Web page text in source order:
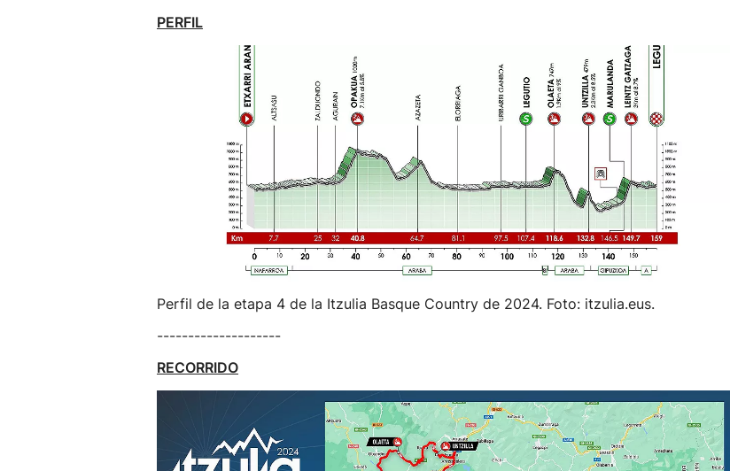
PERFIL
Perfil de la etapa 4 de la Itzulia Basque Country de 2024. Foto: itzulia.eus.
--------------------
RECORRIDO